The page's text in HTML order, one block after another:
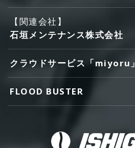
【関連会社】
石垣メンテナンス株式会社
クラウドサービス「miyoru」
FLOOD BUSTER